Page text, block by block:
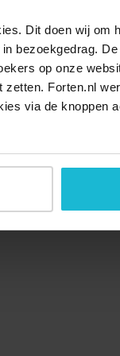
Dit doen wij om
bezoekgedrag.
op onze
zetten. Forten.nl
via de knoppen
Forten.nl wordt